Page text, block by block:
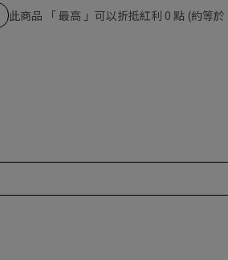
此商品 「 最高 」可以折抵紅利 0 點 (約等於